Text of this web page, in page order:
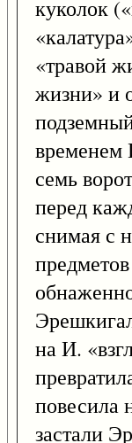
куколок
«травой
жизни» и
временем
семь
перед
снимая с
на И.
повесила
застали